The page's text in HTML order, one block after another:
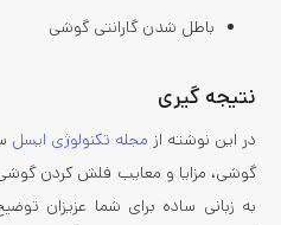
باطل شدن گارانتی گوشی
نتیجه گیری
در این نوشته از مجله تکنولوژی ایسل
گوشی، مزایا و معایب فلش کردن
به زبانی ساده برای شما عزیزان